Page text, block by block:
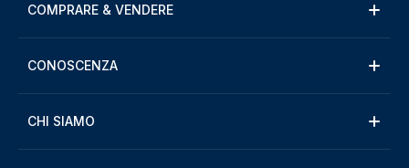
COMPRARE & VENDERE
CONOSCENZA
CHI SIAMO